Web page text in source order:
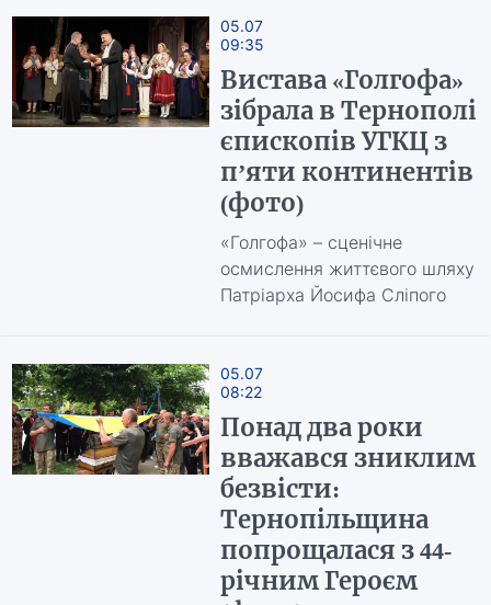
05.07
09:35
Вистава «Голгофа»
зібрала в Тернополі
єпископів УГКЦ з
п’яти континентів
(фото)
«Голгофа» – сценічне
осмислення життєвого шляху
Патріарха Йосифа Сліпого
05.07
08:22
Понад два роки
вважався зниклим
безвісти:
Тернопільщина
попрощалася з 44-
річним Героєм